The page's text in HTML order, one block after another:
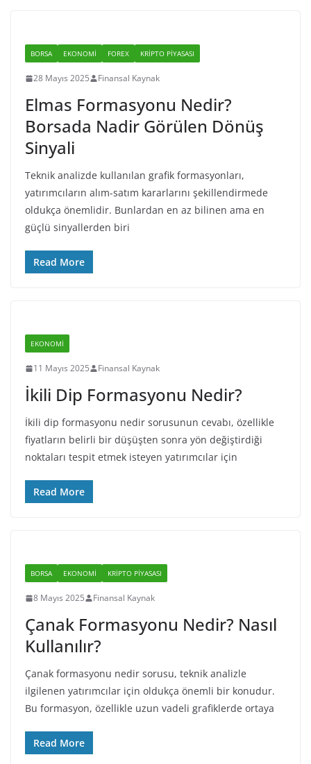
BORSA EKONOMI FOREX KRIPTO PIYASASI
28 Mayıs 2025 Finansal Kaynak
Elmas Formasyonu Nedir?
Borsada Nadir Görülen Dönüş
Sinyali
Teknik analizde kullanılan grafik formasyonları,
yatırımcıların alım-satım kararlarını şekillendirmede
oldukça önemlidir. Bunlardan en az bilinen ama en
güçlü sinyallerden biri
Read More
EKONOMI
11 Mayıs 2025 Finansal Kaynak
İkili Dip Formasyonu Nedir?
İkili dip formasyonu nedir sorusunun cevabı, özellikle
fiyatların belirli bir düşüşten sonra yön değiştirdiği
noktaları tespit etmek isteyen yatırımcılar için
Read More
BORSA EKONOMI KRIPTO PIYASASI
8 Mayıs 2025 Finansal Kaynak
Çanak Formasyonu Nedir? Nasıl
Kullanılır?
Çanak formasyonu nedir sorusu, teknik analizle
ilgilenen yatırımcılar için oldukça önemli bir konudur.
Bu formasyon, özellikle uzun vadeli grafiklerde ortaya
Read More